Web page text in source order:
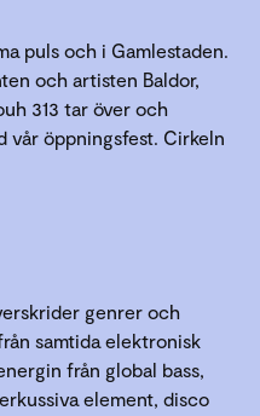
puls och i Gamlestaden.
och artisten Baldor,
313 tar över och
vår öppningsfest. Cirkeln
genrer och
samtida elektronisk
från global bass,
element, disco